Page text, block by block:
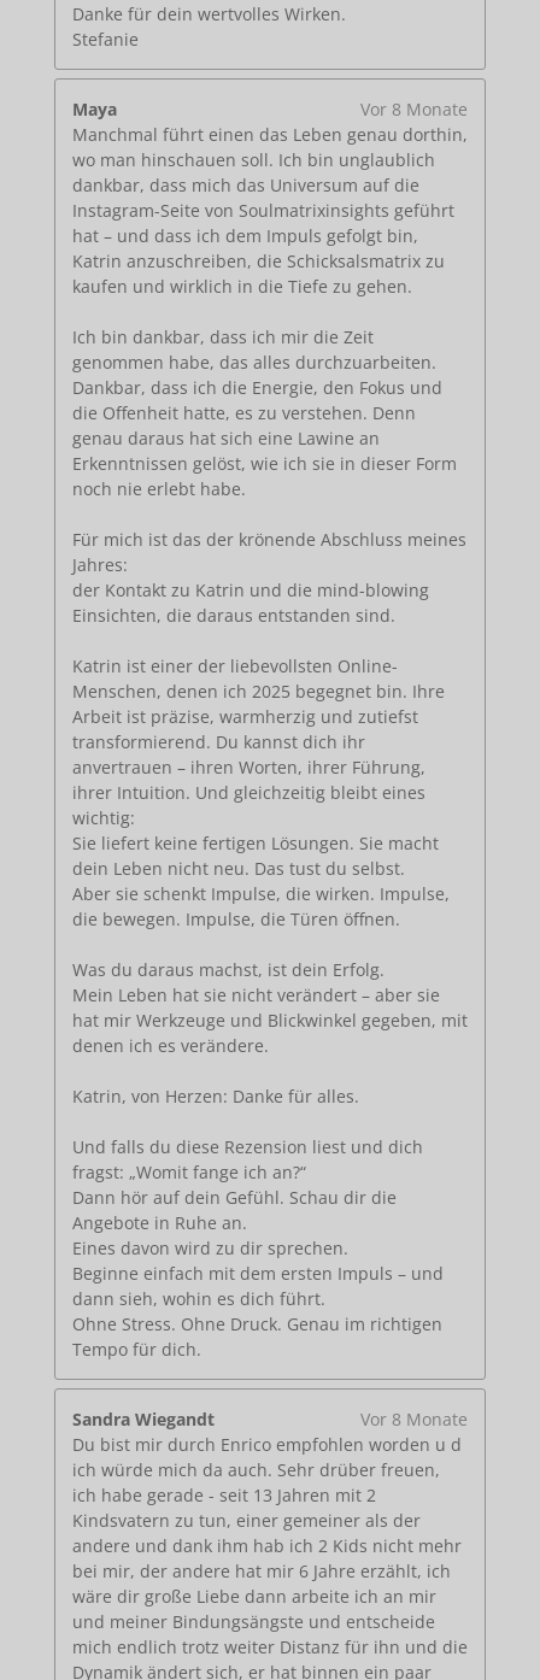
Danke für dein wertvolles Wirken.
Stefanie
Maya
Vor 8 Monate
Manchmal führt einen das Leben genau dorthin,
wo man hinschauen soll. Ich bin unglaublich
dankbar, dass mich das Universum auf die
Instagram-Seite von Soulmatrixinsights geführt
hat – und dass ich dem Impuls gefolgt bin,
Katrin anzuschreiben, die Schicksalsmatrix zu
kaufen und wirklich in die Tiefe zu gehen.
Ich bin dankbar, dass ich mir die Zeit
genommen habe, das alles durchzuarbeiten.
Dankbar, dass ich die Energie, den Fokus und
die Offenheit hatte, es zu verstehen. Denn
genau daraus hat sich eine Lawine an
Erkenntnissen gelöst, wie ich sie in dieser Form
noch nie erlebt habe.
Für mich ist das der krönende Abschluss meines
Jahres:
der Kontakt zu Katrin und die mind-blowing
Einsichten, die daraus entstanden sind.
Katrin ist einer der liebevollsten Online-
Menschen, denen ich 2025 begegnet bin. Ihre
Arbeit ist präzise, warmherzig und zutiefst
transformierend. Du kannst dich ihr
anvertrauen – ihren Worten, ihrer Führung,
ihrer Intuition. Und gleichzeitig bleibt eines
wichtig:
Sie liefert keine fertigen Lösungen. Sie macht
dein Leben nicht neu. Das tust du selbst.
Aber sie schenkt Impulse, die wirken. Impulse,
die bewegen. Impulse, die Türen öffnen.
Was du daraus machst, ist dein Erfolg.
Mein Leben hat sie nicht verändert – aber sie
hat mir Werkzeuge und Blickwinkel gegeben, mit
denen ich es verändere.
Katrin, von Herzen: Danke für alles.
Und falls du diese Rezension liest und dich
fragst: „Womit fange ich an?“
Dann hör auf dein Gefühl. Schau dir die
Angebote in Ruhe an.
Eines davon wird zu dir sprechen.
Beginne einfach mit dem ersten Impuls – und
dann sieh, wohin es dich führt.
Ohne Stress. Ohne Druck. Genau im richtigen
Tempo für dich.
Sandra Wiegandt
Vor 8 Monate
Du bist mir durch Enrico empfohlen worden u d
ich würde mich da auch. Sehr drüber freuen,
ich habe gerade - seit 13 Jahren mit 2
Kindsvatern zu tun, einer gemeiner als der
andere und dank ihm hab ich 2 Kids nicht mehr
bei mir, der andere hat mir 6 Jahre erzählt, ich
wäre dir große Liebe dann arbeite ich an mir
und meiner Bindungsängste und entscheide
mich endlich trotz weiter Distanz für ihn und die
Dynamik ändert sich, er hat binnen ein paar